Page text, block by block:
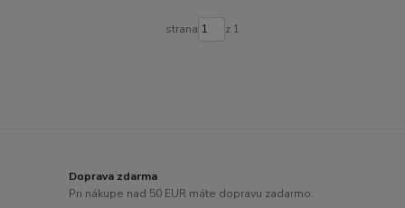
strana z 1
Doprava zdarma
Pri nákupe nad 50 EUR máte dopravu zadarmo.